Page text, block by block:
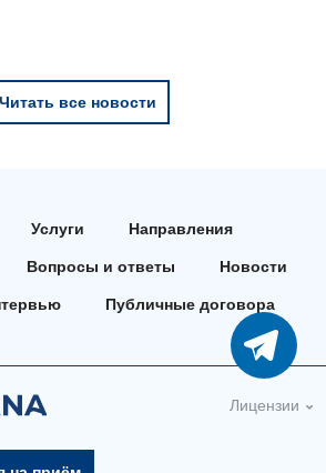
Читать все новости
Услуги Направления
Вопросы и ответы Новости
Публичные договора
Лицензии